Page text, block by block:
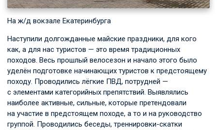
На ж/д вокзале Екатеринбурга
Наступили долгожданные майские праздники, для кого
как, а для нас туристов — это время традиционных
походов. Весь прошлый велосезон и начало этого было
уделён подготовке начинающих туристов к предстоящему
походу. Проводились лёгкие ПВД, потрудней —
с элементами категорийных препятствий. Выявлялись
наиболее активные, сильные, которые претендовали
на участие в предстоящем походе, а то и на руководство
группой. Проводились беседы, треннировки-скатки